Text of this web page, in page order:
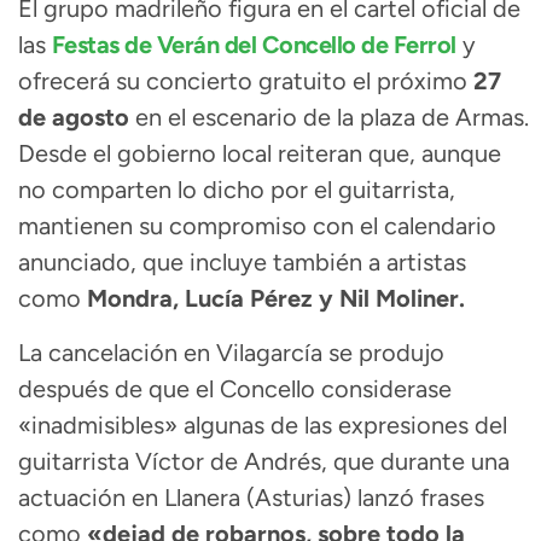
El grupo madrileño figura en el cartel oficial de
las Festas de Verán del Concello de Ferrol y
ofrecerá su concierto gratuito el próximo 27
de agosto en el escenario de la plaza de Armas.
Desde el gobierno local reiteran que, aunque
no comparten lo dicho por el guitarrista,
mantienen su compromiso con el calendario
anunciado, que incluye también a artistas
como Mondra, Lucía Pérez y Nil Moliner.
La cancelación en Vilagarcía se produjo
después de que el Concello considerase
«inadmisibles» algunas de las expresiones del
guitarrista Víctor de Andrés, que durante una
actuación en Llanera (Asturias) lanzó frases
como «dejad de robarnos, sobre todo la